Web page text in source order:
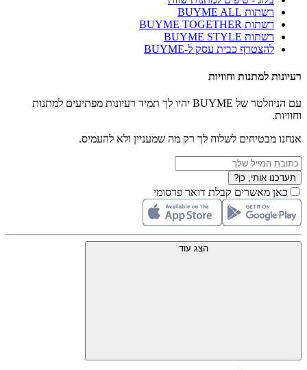
רשתות BUYME ALL
רשתות BUYME TOGETHER
רשתות BUYME STYLE
להצטרף כבית עסק ל-BUYME
רעיונות למתנות וחוויות
עם הניוזלטר של BUYME יהיו לך תמיד רעיונות מפתיעים למתנות
וחוויות.
אנחנו מבטיחים לשלוח לך רק מה שמעניין ולא להעמיס.
תעדכנו אותי, כן?
כאן מאשרים קבלת דואר פרסומי
הצג עוד